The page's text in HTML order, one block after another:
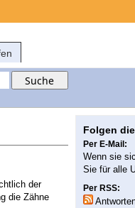
der
die Zähne
Folgen
Per E-Mail:
Wenn sie
Sie für alle
Per RSS: